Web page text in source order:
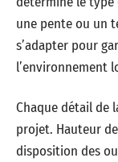
une pente ou un
s’adapter pour
l’environnement
Chaque détail de
projet. Hauteur
disposition des